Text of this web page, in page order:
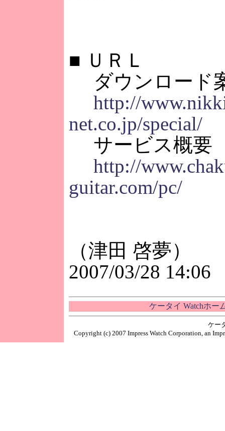
■ ＵＲＬ
ダウンロード
http://
net.co.jp/special/
サービス概要
http://
guitar.com/pc/
（津田 啓夢）
2007/03/28 14:06
ケータイ Watchホー
ケー
Copyright (c) 2007 Impress Watch Corporation, an